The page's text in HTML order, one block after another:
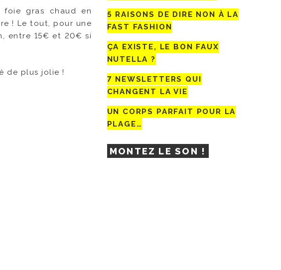
gras chaud en
! Le tout, pour une
entre 15€ et 20€ si
de plus jolie !
5 RAISONS DE DIRE NON À LA
FAST FASHION
ÇA EXISTE, LE BON FAUX
NUTELLA ?
7 NEWSLETTERS QUI
CHANGENT LA VIE
UN CORPS PARFAIT POUR LA
PLAGE…
MONTEZ LE SON !